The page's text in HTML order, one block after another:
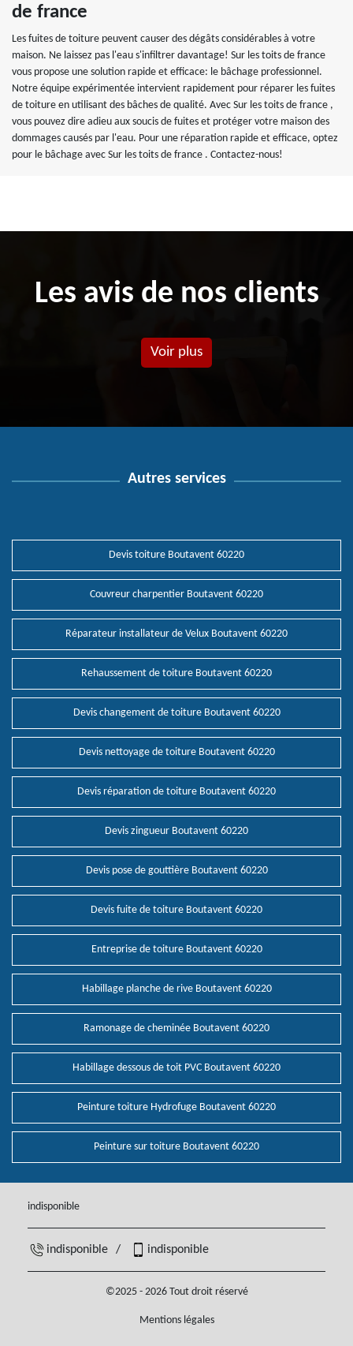
de france
Les fuites de toiture peuvent causer des dégâts considérables à votre
maison. Ne laissez pas l'eau s'infiltrer davantage! Sur les toits de france
vous propose une solution rapide et efficace: le bâchage professionnel.
Notre équipe expérimentée intervient rapidement pour réparer les fuites
de toiture en utilisant des bâches de qualité. Avec Sur les toits de france ,
vous pouvez dire adieu aux soucis de fuites et protéger votre maison des
dommages causés par l'eau. Pour une réparation rapide et efficace, optez
pour le bâchage avec Sur les toits de france . Contactez-nous!
Les avis de nos clients
Voir plus
Autres services
Devis toiture Boutavent 60220
Couvreur charpentier Boutavent 60220
Réparateur installateur de Velux Boutavent 60220
Rehaussement de toiture Boutavent 60220
Devis changement de toiture Boutavent 60220
Devis nettoyage de toiture Boutavent 60220
Devis réparation de toiture Boutavent 60220
Devis zingueur Boutavent 60220
Devis pose de gouttière Boutavent 60220
Devis fuite de toiture Boutavent 60220
Entreprise de toiture Boutavent 60220
Habillage planche de rive Boutavent 60220
Ramonage de cheminée Boutavent 60220
Habillage dessous de toit PVC Boutavent 60220
Peinture toiture Hydrofuge Boutavent 60220
Peinture sur toiture Boutavent 60220
indisponible
indisponible / indisponible
©2025 - 2026 Tout droit réservé
Mentions légales